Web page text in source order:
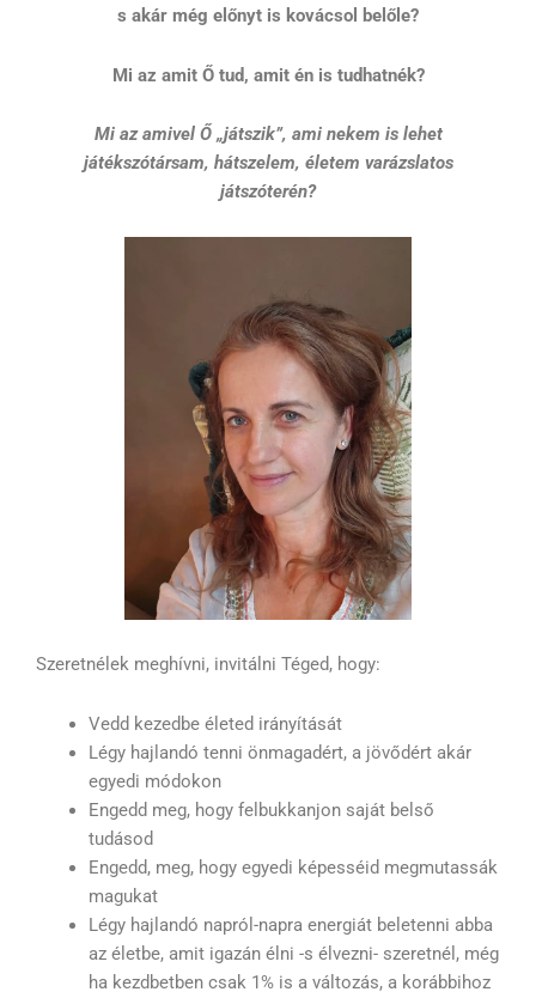
s akár még előnyt is kovácsol belőle?
Mi az amit Ő tud, amit én is tudhatnék?
Mi az amivel Ő „játszik”, ami nekem is lehet
játékszótársam, hátszelem, életem varázslatos
játszóterén?
Szeretnélek meghívni, invitálni Téged, hogy:
Vedd kezedbe életed irányítását
Légy hajlandó tenni önmagadért, a jövődért akár
egyedi módokon
Engedd meg, hogy felbukkanjon saját belső
tudásod
Engedd, meg, hogy egyedi képesséid megmutassák
magukat
Légy hajlandó napról-napra energiát beletenni abba
az életbe, amit igazán élni -s élvezni- szeretnél, még
ha kezdbetben csak 1% is a változás, a korábbihoz